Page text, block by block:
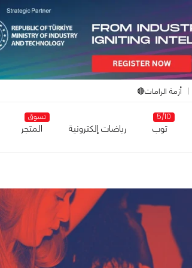
أزمة الرامات🔴
5/10
توب رياضات إلكترونية
تسوق
المتجر